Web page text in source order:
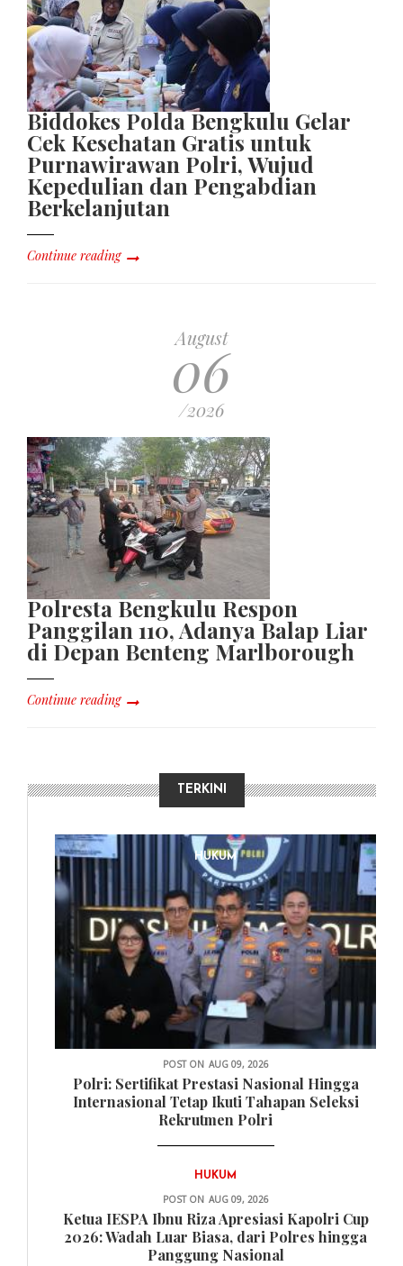
Biddokes Polda Bengkulu Gelar
Cek Kesehatan Gratis untuk
Purnawirawan Polri, Wujud
Kepedulian dan Pengabdian
Berkelanjutan
Continue reading
August
06
/2026
Polresta Bengkulu Respon
Panggilan 110, Adanya Balap Liar
di Depan Benteng Marlborough
Continue reading
TERKINI
HUKUM
POST ON AUG 09, 2026
Polri: Sertifikat Prestasi Nasional Hingga
Internasional Tetap Ikuti Tahapan Seleksi
Rekrutmen Polri
HUKUM
POST ON AUG 09, 2026
Ketua IESPA Ibnu Riza Apresiasi Kapolri Cup
2026: Wadah Luar Biasa, dari Polres hingga
Panggung Nasional